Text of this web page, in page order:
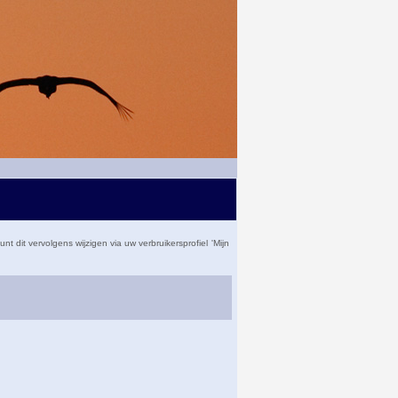
dit vervolgens wijzigen via uw verbruikersprofiel 'Mijn